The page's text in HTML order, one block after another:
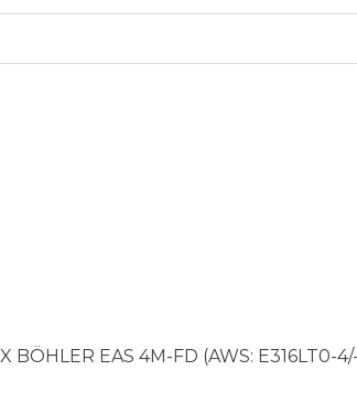
BÖHLER EAS 4M-FD (AWS: E316LT0-